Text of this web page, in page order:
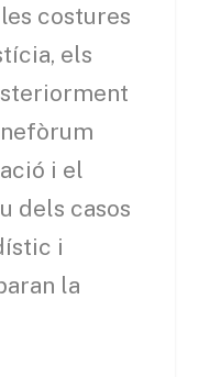
costures
els
i el
dels casos
i
la